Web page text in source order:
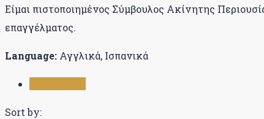
Είμαι πιστοποιημένος Σύμβουλος Ακίνητης
επαγγέλματος.
Language: Αγγλικά, Ισπανικά
Sort by: